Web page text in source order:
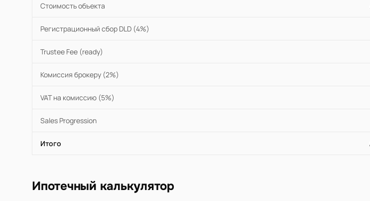
Стоимость объекта
Регистрационный сбор DLD (4%)
Trustee Fee (ready)
Комиссия брокеру (2%)
VAT на комиссию (5%)
Sales Progression
Итого
Ипотечный калькулятор